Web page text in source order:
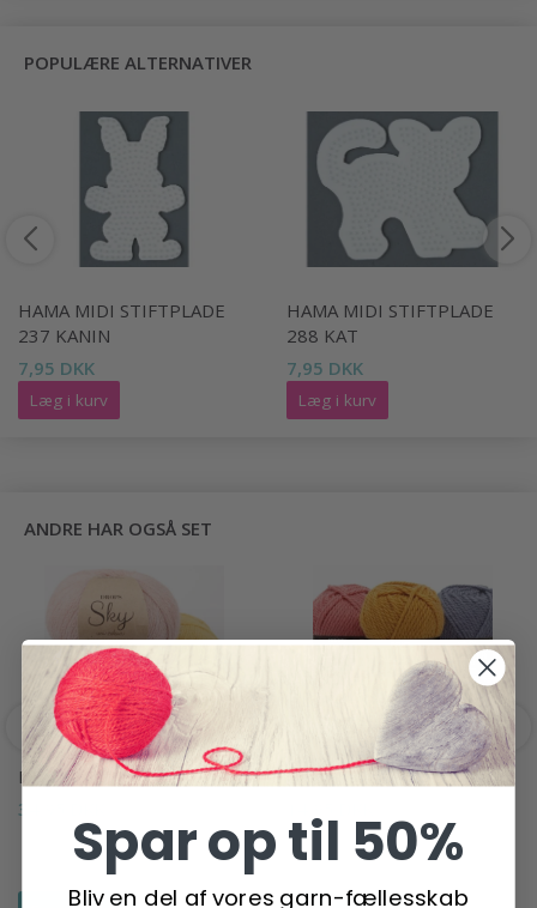
POPULÆRE ALTERNATIVER
HAMA MIDI STIFTPLADE
237 KANIN
7,95 DKK
Læg i kurv
HAMA MIDI STIFTPLADE
288 KAT
7,95 DKK
Læg i kurv
ANDRE HAR OGSÅ SET
DROPS SKY
34,95 DKK
DROPS ALASKA
Spar op til 50%
Bliv en del af vores garn-fællesskab